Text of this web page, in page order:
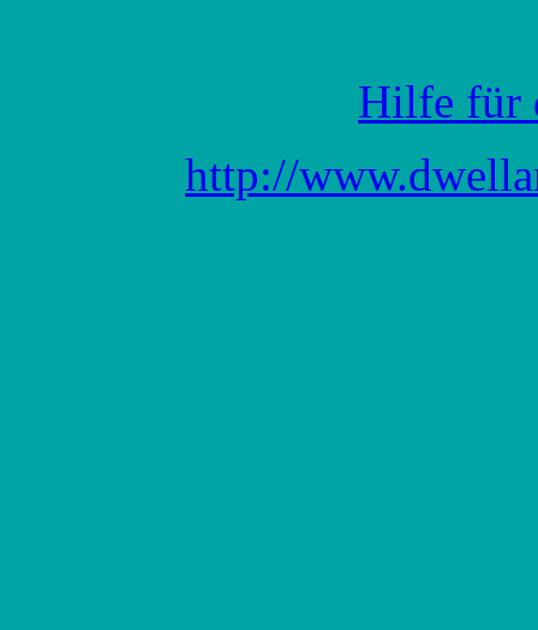
Hilfe für
http://